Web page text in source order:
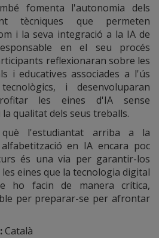
fomenta l'autonomia dels
tècniques que permeten
i la seva integració a la IA de
en el seu procés
reflexionaran sobre les
i educatives associades a l'ús
i desenvoluparan
les eines d'IA sense
qualitat dels seus treballs.
l'estudiantat arriba a la
en IA encara poc
és una via per garantir-los
eines que la tecnologia digital
ho facin de manera crítica,
per preparar-se per afrontar
:Català